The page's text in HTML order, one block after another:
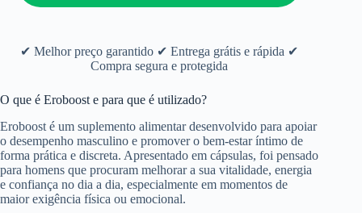
✔ Melhor preço garantido ✔ Entrega grátis e rápida ✔
Compra segura e protegida
O que é Eroboost e para que é utilizado?
Eroboost é um suplemento alimentar desenvolvido para apoiar
o desempenho masculino e promover o bem-estar íntimo de
forma prática e discreta. Apresentado em cápsulas, foi pensado
para homens que procuram melhorar a sua vitalidade, energia
e confiança no dia a dia, especialmente em momentos de
maior exigência física ou emocional.